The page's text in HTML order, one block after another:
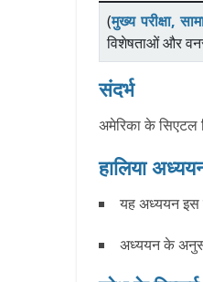
(मुख्य परीक्षा,
विशेषताओं और
संदर्भ
अमेरिका के सिएटल
हालिया
यह अध्ययन इस
अध्ययन के